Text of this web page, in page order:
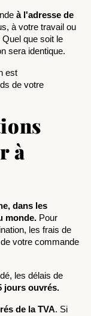
à l'adresse de
à votre travail ou
que soit le
sera identique.
est
de votre
à
dans les
monde. Pour
les frais de
votre commande
les délais de
jours ouvrés.
de la TVA. Si